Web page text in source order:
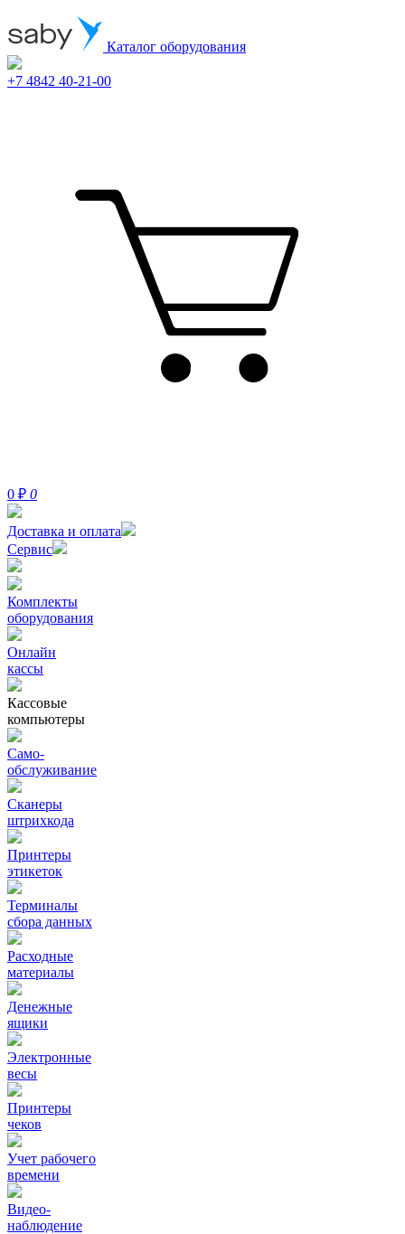
Каталог оборудования
+7 4842 40-21-00
0 ₽ 0
Доставка и оплата
Сервис
Комплекты
оборудования
Онлайн
кассы
Кассовые
компьютеры
Само-
обслуживание
Сканеры
штрихкода
Принтеры
этикеток
Терминалы
сбора данных
Расходные
материалы
Денежные
ящики
Электронные
весы
Принтеры
чеков
Учет рабочего
времени
Видео‑
наблюдение